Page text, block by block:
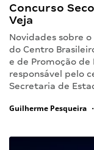
Concurso
Veja
Novidades sobre o
do Centro
e de Promoção de
responsável pelo
Secretaria de
Guilherme Pesqueira •